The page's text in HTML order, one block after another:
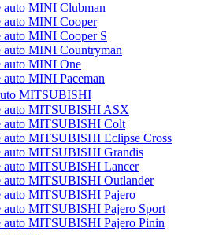
auto MINI Clubman
auto MINI Cooper
auto MINI Cooper S
auto MINI Countryman
auto MINI One
auto MINI Paceman
MITSUBISHI
auto MITSUBISHI ASX
auto MITSUBISHI Colt
auto MITSUBISHI Eclipse Cross
auto MITSUBISHI Grandis
auto MITSUBISHI Lancer
auto MITSUBISHI Outlander
auto MITSUBISHI Pajero
auto MITSUBISHI Pajero Sport
auto MITSUBISHI Pajero Pinin